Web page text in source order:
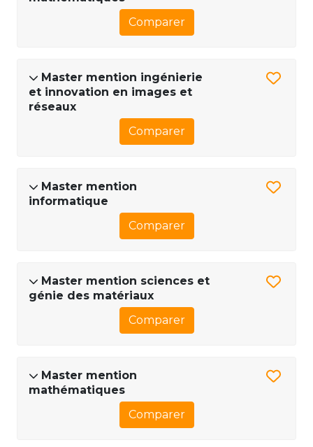
Comparer
Master mention ingénierie
et innovation en images et
réseaux
Comparer
Master mention
informatique
Comparer
Master mention sciences et
génie des matériaux
Comparer
Master mention
mathématiques
Comparer